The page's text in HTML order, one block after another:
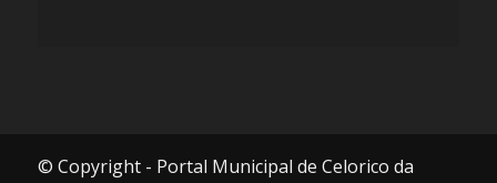
© Copyright - Portal Municipal de Celorico da